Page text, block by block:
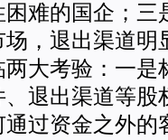
难的国企；三
场，退出渠道明
大考验：一是
退出渠道等股
通过资金之外的